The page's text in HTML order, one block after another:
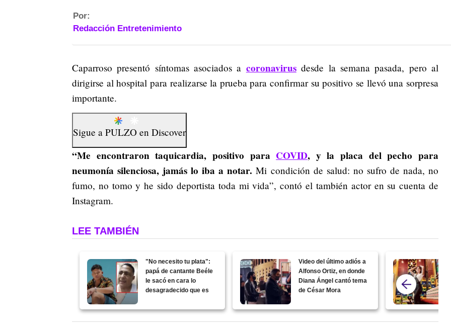
Por:
Redacción Entretenimiento
Caparroso presentó síntomas asociados a coronavirusdesde la semana pasada, pero al
dirigirse al hospital para realizarse la prueba para confirmar su positivo se llevó una sorpresa
importante.
Sigue a PULZO en Discover
“Me encontraron taquicardia, positivo para COVID, y la placa del pecho para
neumonía silenciosa, jamás lo iba a notar. Mi condición de salud: no sufro de nada, no
fumo, no tomo y he sido deportista toda mi vida”, contó el también actor en su cuenta de
Instagram.
LEE TAMBIÉN
"No necesito tu plata":
papá de cantante Beéle
le sacó en cara lo
desagradecido que es
Video del último adiós a
Alfonso Ortiz, en donde
Diana Ángel cantó tema
de César Mora